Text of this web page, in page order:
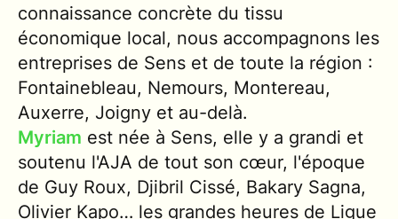
connaissance concrète du tissu
économique local, nous accompagnons les
entreprises de Sens et de toute la région :
Fontainebleau, Nemours, Montereau,
Auxerre, Joigny et au-delà.
Myriam est née à Sens, elle y a grandi et
soutenu l'AJA de tout son cœur, l'époque
de Guy Roux, Djibril Cissé, Bakary Sagna,
Olivier Kapo… les grandes heures de Ligue